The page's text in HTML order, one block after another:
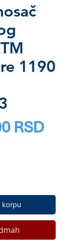
1190
RSDPrice
korpu